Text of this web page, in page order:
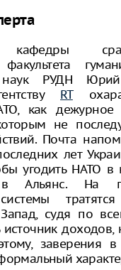
факультета
наук РУДН
RT
как дежурное
не
Почта
лет
угодить НАТО в
в Альянс. На
судя по
доходов,
заверения